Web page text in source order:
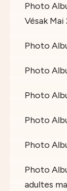
Photo
Vésak Mai
Photo
Photo
Photo
Photo
Photo
Photo
adultes